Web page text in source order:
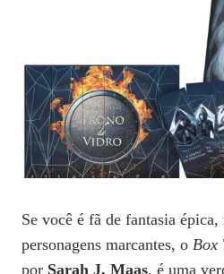
Se você é fã de fantasia
personagens marcantes, o Box
por Sarah J. Maas, é uma